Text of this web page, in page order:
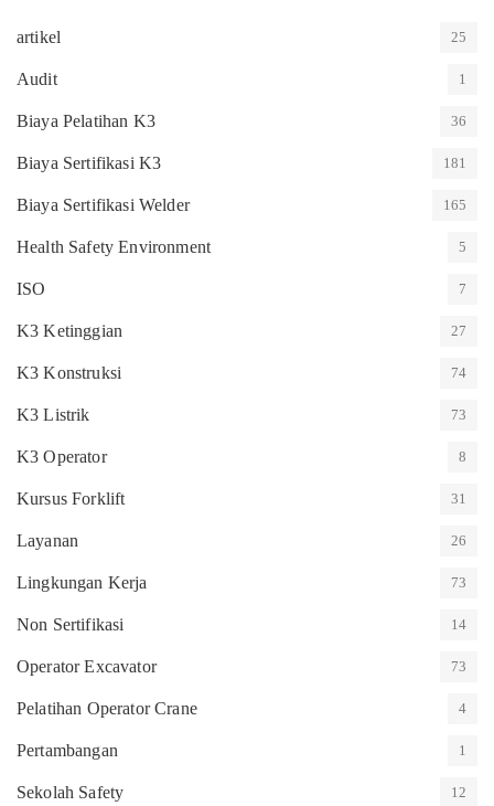
artikel 25
Audit 1
Biaya Pelatihan K3 36
Biaya Sertifikasi K3 181
Biaya Sertifikasi Welder 165
Health Safety Environment 5
ISO 7
K3 Ketinggian 27
K3 Konstruksi 74
K3 Listrik 73
K3 Operator 8
Kursus Forklift 31
Layanan 26
Lingkungan Kerja 73
Non Sertifikasi 14
Operator Excavator 73
Pelatihan Operator Crane 4
Pertambangan 1
Sekolah Safety 12